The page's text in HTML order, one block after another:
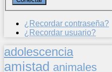
¿Recordar contraseña?
¿Recordar usuario?
adolescencia
amistad animales